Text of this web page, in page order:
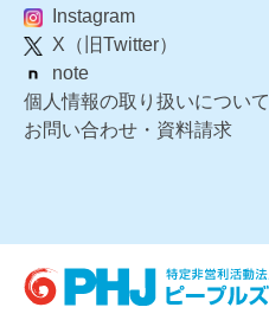
Instagram
X（旧Twitter）
note
個人情報の取り扱いについて
お問い合わせ・資料請求